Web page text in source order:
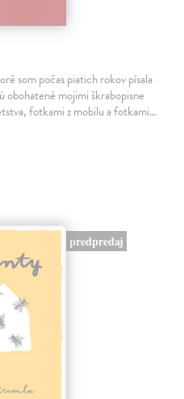
som počas piatich rokov písala
obohatené mojimi škrabopisne
fotkami z mobilu a fotkami…
predpredaj